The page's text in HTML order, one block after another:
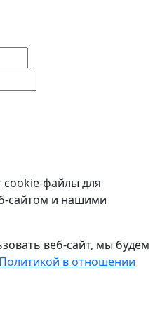
cookie-файлы для
сайтом и нашими
веб-сайт, мы будем
Политикой в отношении